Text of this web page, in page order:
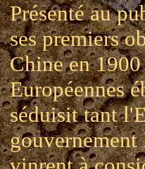
Présenté au
ses premiers
Chine en
Européennes
séduisit tant
gouvernement